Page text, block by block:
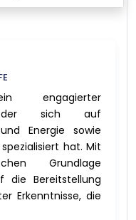
der sich auf
Energie sowie
hat. Mit
Grundlage
die Bereitstellung
Erkenntnisse, die